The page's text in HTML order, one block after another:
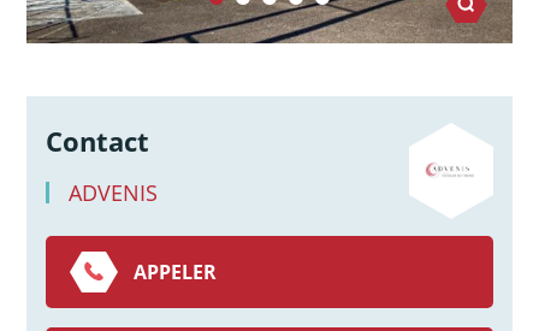
Contact
ADVENIS
APPELER